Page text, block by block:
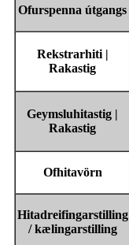
Ofurspenna útgangs
Rekstrarhiti |
Rakastig
Geymsluhitastig |
Rakastig
Ofhitavörn
Hitadreifingarstilling
/ kælingarstilling